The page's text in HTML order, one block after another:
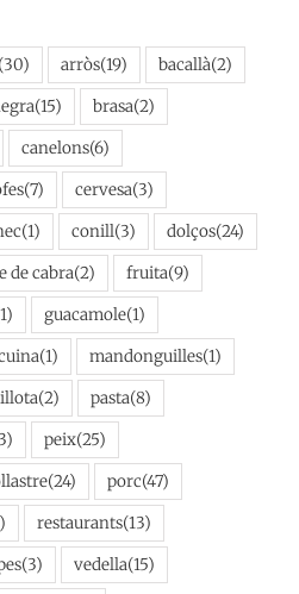
(30) arròs(19) bacallà(2)
(15) brasa(2)
canelons(6)
(7) cervesa(3)
(1) conill(3) dolços(24)
de cabra(2) fruita(9)
guacamole(1)
(1) mandonguilles(1)
(2) pasta(8)
peix(25)
(24) porc(47)
restaurants(13)
(3) vedella(15)